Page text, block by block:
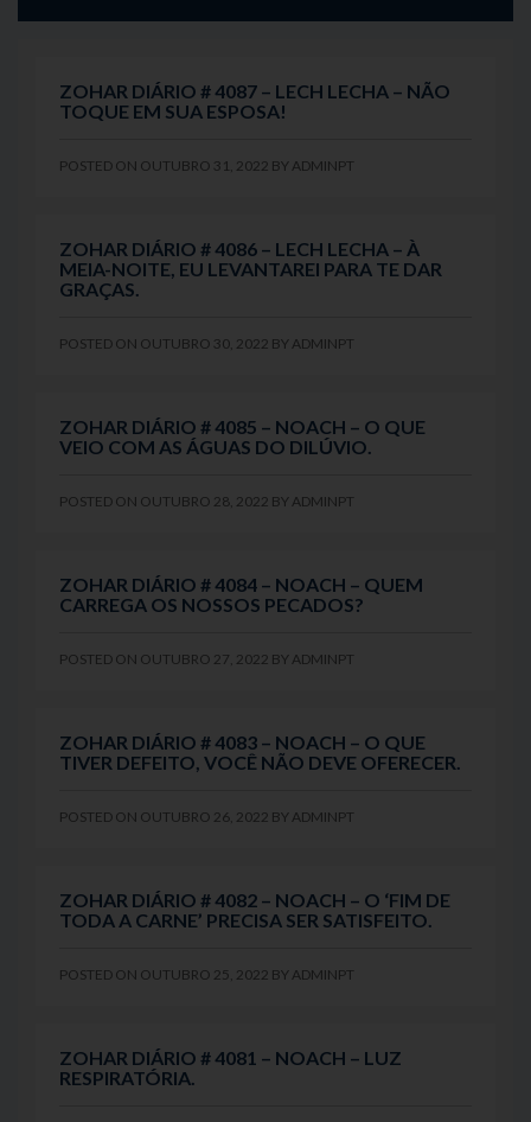
ZOHAR DIÁRIO # 4087 – LECH LECHA – NÃO
TOQUE EM SUA ESPOSA!
POSTED ON OUTUBRO 31, 2022 BY ADMINPT
ZOHAR DIÁRIO # 4086 – LECH LECHA – À
MEIA-NOITE, EU LEVANTAREI PARA TE DAR
GRAÇAS.
POSTED ON OUTUBRO 30, 2022 BY ADMINPT
ZOHAR DIÁRIO # 4085 – NOACH – O QUE
VEIO COM AS ÁGUAS DO DILÚVIO.
POSTED ON OUTUBRO 28, 2022 BY ADMINPT
ZOHAR DIÁRIO # 4084 – NOACH – QUEM
CARREGA OS NOSSOS PECADOS?
POSTED ON OUTUBRO 27, 2022 BY ADMINPT
ZOHAR DIÁRIO # 4083 – NOACH – O QUE
TIVER DEFEITO, VOCÊ NÃO DEVE OFERECER.
POSTED ON OUTUBRO 26, 2022 BY ADMINPT
ZOHAR DIÁRIO # 4082 – NOACH – O ‘FIM DE
TODA A CARNE’ PRECISA SER SATISFEITO.
POSTED ON OUTUBRO 25, 2022 BY ADMINPT
ZOHAR DIÁRIO # 4081 – NOACH – LUZ
RESPIRATÓRIA.